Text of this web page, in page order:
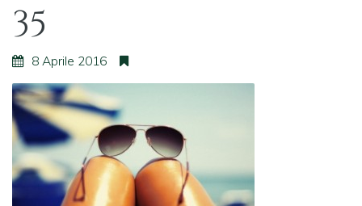
35
8 Aprile 2016